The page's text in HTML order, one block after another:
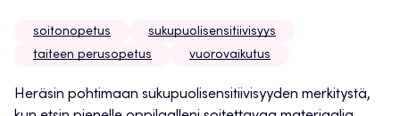
soitonopetus
sukupuolisensitiivisyys
taiteen perusopetus
vuorovaikutus
Heräsin pohtimaan sukupuolisensitiivisyyden merkitystä,